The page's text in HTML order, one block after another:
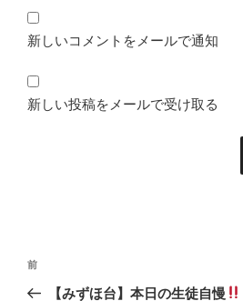
新しいコメントをメールで通知
新しい投稿をメールで受け取る
投
前
の
前
【みずほ台】本日の生徒自慢